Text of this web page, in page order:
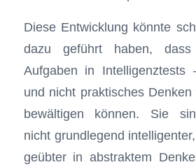
Diese Entwicklung könnte
dazu geführt haben,
Aufgaben in Intelligenztests
und nicht praktisches
bewältigen können. Sie
nicht grundlegend
geübter in abstraktem